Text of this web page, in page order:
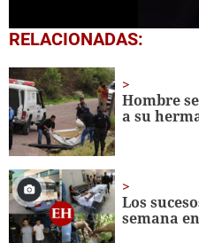
0
seconds
23
seconds
RELACIONADAS:
Hombre
a su
Los
semana